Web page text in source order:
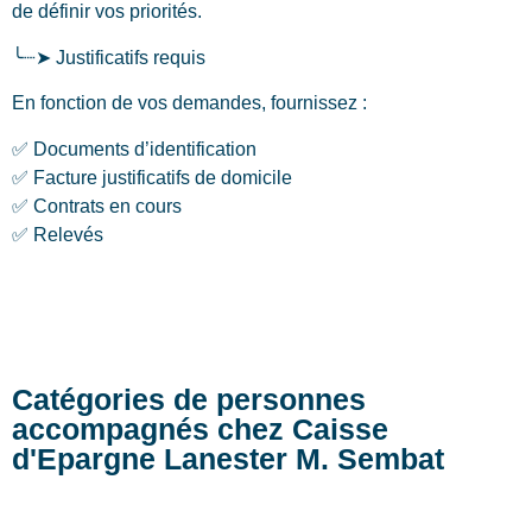
de définir vos priorités.
╰┈➤ Justificatifs requis
En fonction de vos demandes, fournissez :
✅ Documents d’identification
✅ Facture justificatifs de domicile
✅ Contrats en cours
✅ Relevés
Catégories de personnes
accompagnés chez Caisse
d'Epargne Lanester M. Sembat